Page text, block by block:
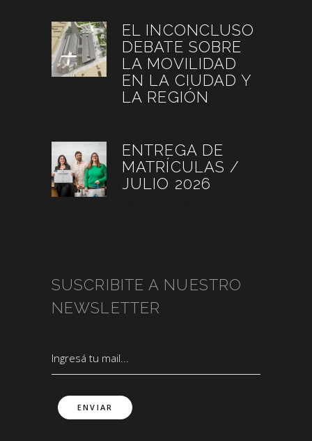
EL INCONCLUSO
DEBATE SOBRE
LA MOVILIDAD
EN LA CIUDAD Y
LA REGIÓN
ENTREGA DE
MATRÍCULAS /
JULIO 2026
SUSCRIBITE A NUESTRO
NEWSLETTER